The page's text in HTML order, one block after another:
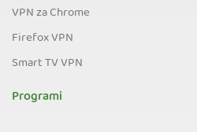
VPN za Chrome
Firefox VPN
Smart TV VPN
Programi